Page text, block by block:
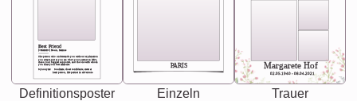
Best Friend
[<NAME>] Noun, feminie
Synonyms: Soulmate, closet confidante, sister at
heart person, life partner in adventure.
The person who understands you without explanation
you accepts just as you are. She's your partner in life's,
chaos your biggest supporter, and the one with whom
you share your best memories.
Definitionsposter
PARIS
Einzeln
Margarete Hof
02.05.1940 - 08.04.2021
Trauer